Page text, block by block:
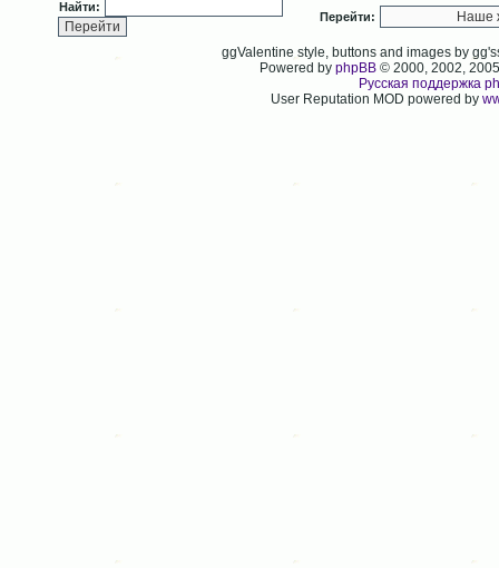
Найти:
Перейти:
ggValentine style, buttons and images by
Powered byphpBB © 2000, 2002,
Русская поддержка
User Reputation MOD powered by